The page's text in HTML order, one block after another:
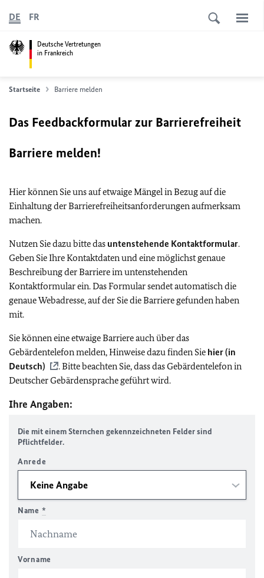
Deutsche Vertretungen
in Frankreich
DE FR
Startseite Barriere melden
Das Feedbackformular zur Barrierefreiheit
Barriere melden!
Hier können Sie uns auf etwaige Mängel in Bezug auf die
Einhaltung der Barrierefreiheitsanforderungen aufmerksam
machen.
Nutzen Sie dazu bitte das untenstehende Kontaktformular.
Geben Sie Ihre Kontaktdaten und eine möglichst genaue
Beschreibung der Barriere im untenstehenden
Kontaktformular ein. Das Formular sendet automatisch die
genaue Webadresse, auf der Sie die Barriere gefunden haben
mit.
Sie können eine etwaige Barriere auch über das
Gebärdentelefon melden, Hinweise dazu finden Sie hier (in
Deutsch)
. Bitte beachten Sie, dass das Gebärdentelefon in
Deutscher Gebärdensprache geführt wird.
Ihre Angaben:
Die mit einem Sternchen gekennzeichneten Felder sind
Pflichtfelder.
Anrede
Name *
Vorname